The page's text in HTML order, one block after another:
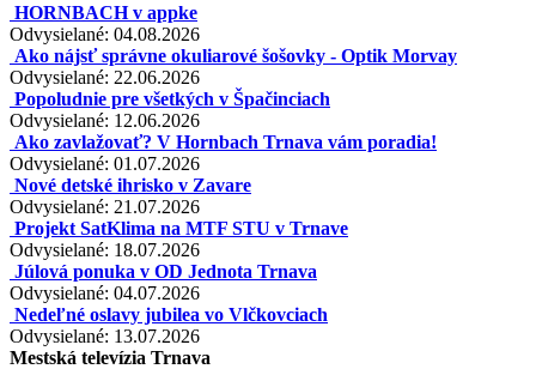
HORNBACH v appke
Odvysielané: 04.08.2026
Ako nájsť správne okuliarové šošovky - Optik Morvay
Odvysielané: 22.06.2026
Popoludnie pre všetkých v Špačinciach
Odvysielané: 12.06.2026
Ako zavlažovať? V Hornbach Trnava vám poradia!
Odvysielané: 01.07.2026
Nové detské ihrisko v Zavare
Odvysielané: 21.07.2026
Projekt SatKlima na MTF STU v Trnave
Odvysielané: 18.07.2026
Júlová ponuka v OD Jednota Trnava
Odvysielané: 04.07.2026
Nedeľné oslavy jubilea vo Vlčkovciach
Odvysielané: 13.07.2026
Mestská televízia Trnava